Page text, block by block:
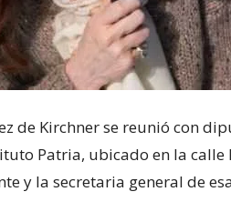
de Kirchner se reunió con
Patria, ubicado en la calle
y la secretaria general de